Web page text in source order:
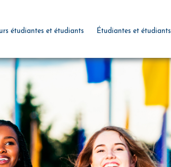
étudiantes et étudiants Étudiantes et étudiants